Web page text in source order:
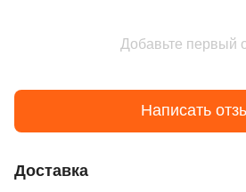
Добавьте первый
Написать
Доставка